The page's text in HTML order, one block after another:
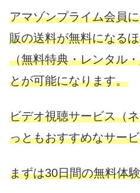
アマゾンプライム会員
販の送料が無料になる
（無料特典・レンタル
とが可能になります。
ビデオ視聴サービス（
っともおすすめなサー
まずは30日間の無料体